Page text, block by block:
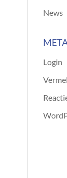
News
Login